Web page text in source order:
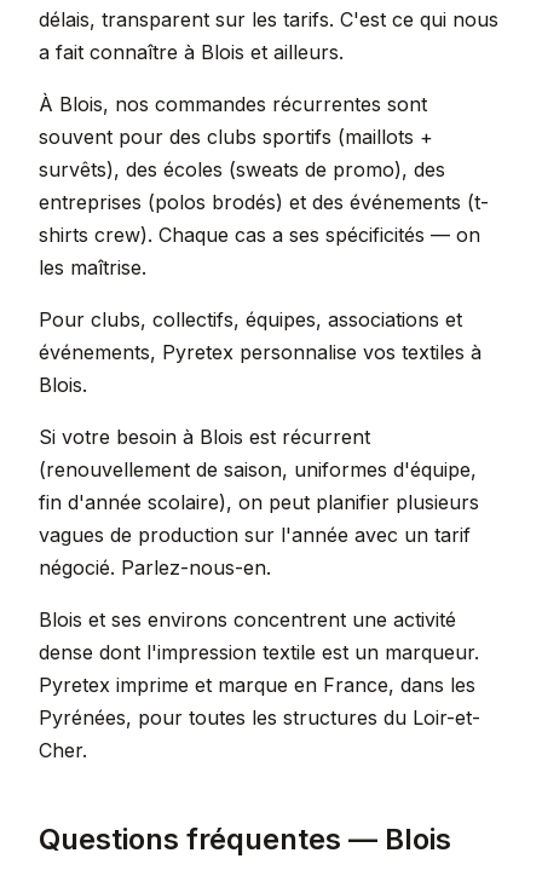
délais, transparent sur les tarifs. C'est ce qui nous
a fait connaître à Blois et ailleurs.
À Blois, nos commandes récurrentes sont
souvent pour des clubs sportifs (maillots +
survêts), des écoles (sweats de promo), des
entreprises (polos brodés) et des événements (t-
shirts crew). Chaque cas a ses spécificités — on
les maîtrise.
Pour clubs, collectifs, équipes, associations et
événements, Pyretex personnalise vos textiles à
Blois.
Si votre besoin à Blois est récurrent
(renouvellement de saison, uniformes d'équipe,
fin d'année scolaire), on peut planifier plusieurs
vagues de production sur l'année avec un tarif
négocié. Parlez-nous-en.
Blois et ses environs concentrent une activité
dense dont l'impression textile est un marqueur.
Pyretex imprime et marque en France, dans les
Pyrénées, pour toutes les structures du Loir-et-
Cher.
Questions fréquentes — Blois